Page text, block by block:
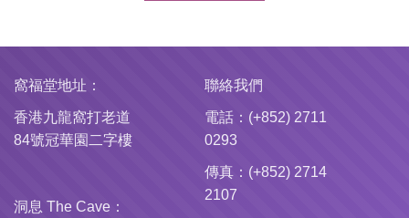
窩福堂地址：
香港九龍窩打老道
84號冠華園二字樓
洞息 The Cave：
聯絡我們
電話：(+852) 2711
0293
傳真：(+852) 2714
2107